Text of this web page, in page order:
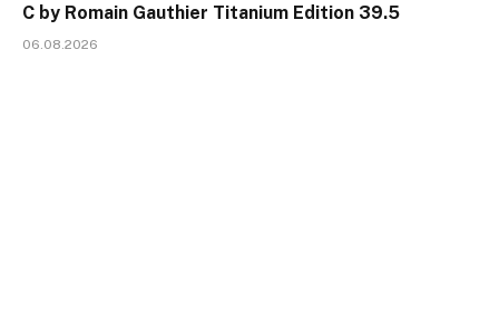
C by Romain Gauthier Titanium Edition 39.5
06.08.2026